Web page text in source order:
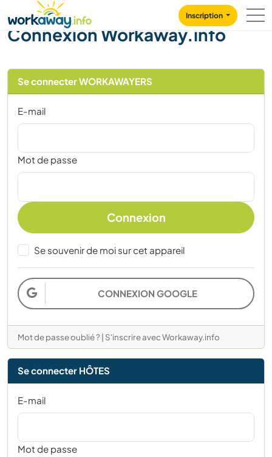
CONTENT
MAIN NAVIGATION
Inscription
Connexion Workaway.info
Se connecter WORKAWAYERS
E-mail
Mot de passe
Connexion
Se souvenir de moi sur cet appareil
CONNEXION GOOGLE
Mot de passe oublié ? | S'inscrire avec Workaway.info
Se connecter HÔTES
E-mail
Mot de passe